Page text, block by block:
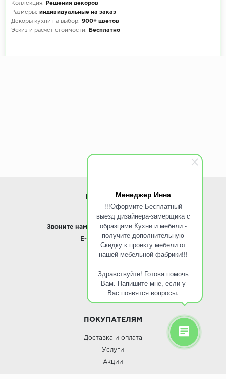
Менеджер Инна
!!!Оформите Бесплатный
выезд дизайнера-замерщика с
образцами Кухни и мебели -
получите дополнительную
Скидку к проекту мебели от
нашей мебельной фабрики!!!
Здравствуйте! Готова помочь
Вам. Напишите мне, если у
Вас появятся вопросы.
Коллекция:
Решения декоров
Размеры: индивидуальные на заказ
Декоры кухни на выбор: 900+ цветов
Эскиз и расчет стоимости:
Бесплатно
ИНФОРМАЦИЯ
www.ROINST.ru
Звоните нам: 8 495 797-10-50 / Whatsapp
E-mail: info@roinst.ru
О КОМПАНИИ
О компании
ПОКУПАТЕЛЯМ
Доставка и оплата
Услуги
Акции